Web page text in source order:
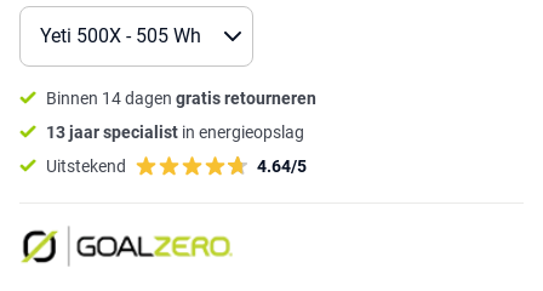
Binnen 14 dagen gratis retourneren
13 jaar specialist in energieopslag
Uitstekend
4.64/5